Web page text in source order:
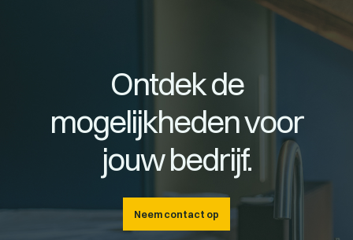
Ontdek de
mogelijkheden voor
jouw bedrijf.
Neem contact op